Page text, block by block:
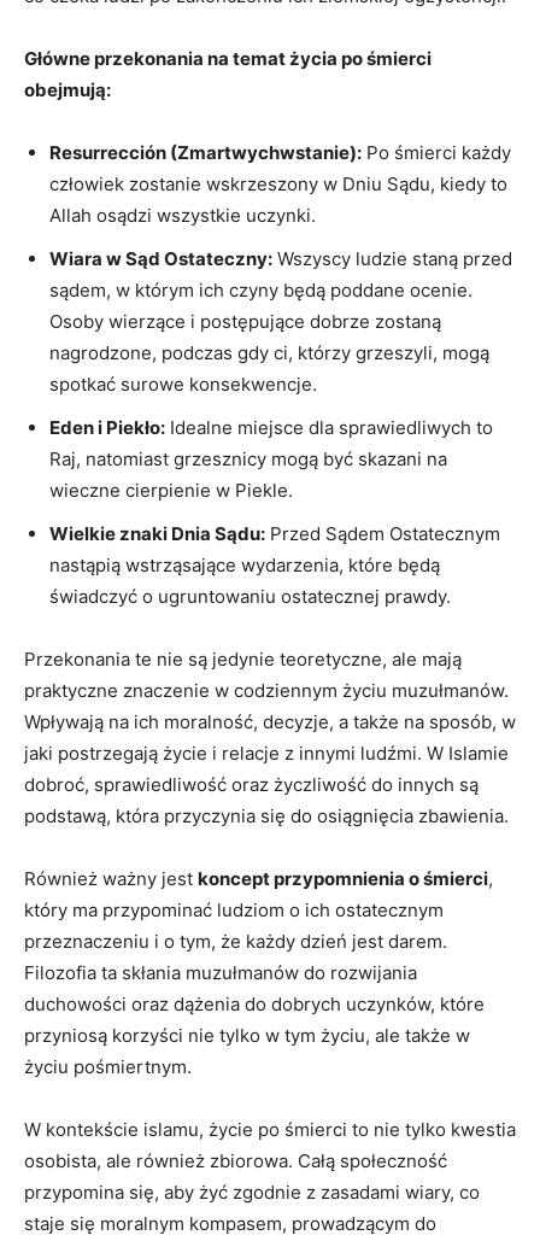
Główne⁢ przekonania na temat życia po śmierci
obejmują:
Resurrección ‍(Zmartwychwstanie): Po⁤ śmierci każdy
człowiek zostanie wskrzeszony w Dniu Sądu, kiedy to
Allah ‍osądzi wszystkie uczynki.
Wiara w ⁢Sąd Ostateczny: Wszyscy ludzie staną przed
sądem, w którym ich czyny będą poddane ocenie.
Osoby wierzące i postępujące dobrze zostaną
nagrodzone, podczas gdy ​ci, którzy grzeszyli, mogą‌
spotkać ⁣surowe konsekwencje.
Eden ⁣i Piekło: Idealne miejsce dla sprawiedliwych to
Raj, natomiast grzesznicy mogą być skazani na
wieczne cierpienie w Piekle.
Wielkie znaki Dnia Sądu: Przed Sądem Ostatecznym
nastąpią wstrząsające ⁣wydarzenia,​ które będą
świadczyć o ugruntowaniu ostatecznej⁤ prawdy.
Przekonania te nie są jedynie teoretyczne, ale mają
praktyczne znaczenie w codziennym życiu muzułmanów.
Wpływają na ich moralność, decyzje, a także na⁢ sposób, w
jaki postrzegają życie i relacje z innymi ludźmi. W Islamie
dobroć, sprawiedliwość oraz życzliwość do innych są
podstawą, która przyczynia się do osiągnięcia zbawienia.
Również ważny ⁢jest koncept przypomnienia o śmierci,
który ma przypominać ludziom o ich ostatecznym
przeznaczeniu i o tym, że każdy dzień jest darem.
Filozofia ta skłania muzułmanów do rozwijania
duchowości oraz dążenia do dobrych uczynków, które
przyniosą korzyści nie tylko w tym życiu, ale także w
życiu pośmiertnym.
W kontekście ‌islamu, życie po śmierci to nie tylko kwestia
osobista, ale również zbiorowa. Całą ⁤społeczność
przypomina się, aby żyć zgodnie z zasadami​ wiary, co
staje się moralnym kompasem, prowadzącym do